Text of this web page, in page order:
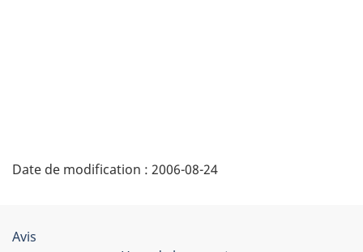
D
Date de modification : 2006-08-24
Organisation
Avis